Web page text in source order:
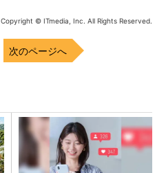
Copyright © ITmedia, Inc. All Rights Reserved.
次のページへ